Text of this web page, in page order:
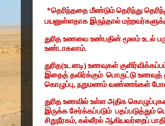
*தெரிந்ததை மீண்டும் தெரிந்து
பயனுள்ளதாக இருந்தால்
துரித உணவை உண்பதின் மூலம் உடல்
உண்டாகலாம்.
துரித(உடனடி) உணவுகள்
இதைத் தவிர்க்கும் பொருட்டு
கொழுப்பு, நறுமணம் வண்ணங்கள்
துரித உணவில் உள்ள அதிக
இருக்க சேர்க்கப்படும் பதப்படுத்தும்
சிறுநீரகம், கல்லீரல் ஆகியவர்றைப்